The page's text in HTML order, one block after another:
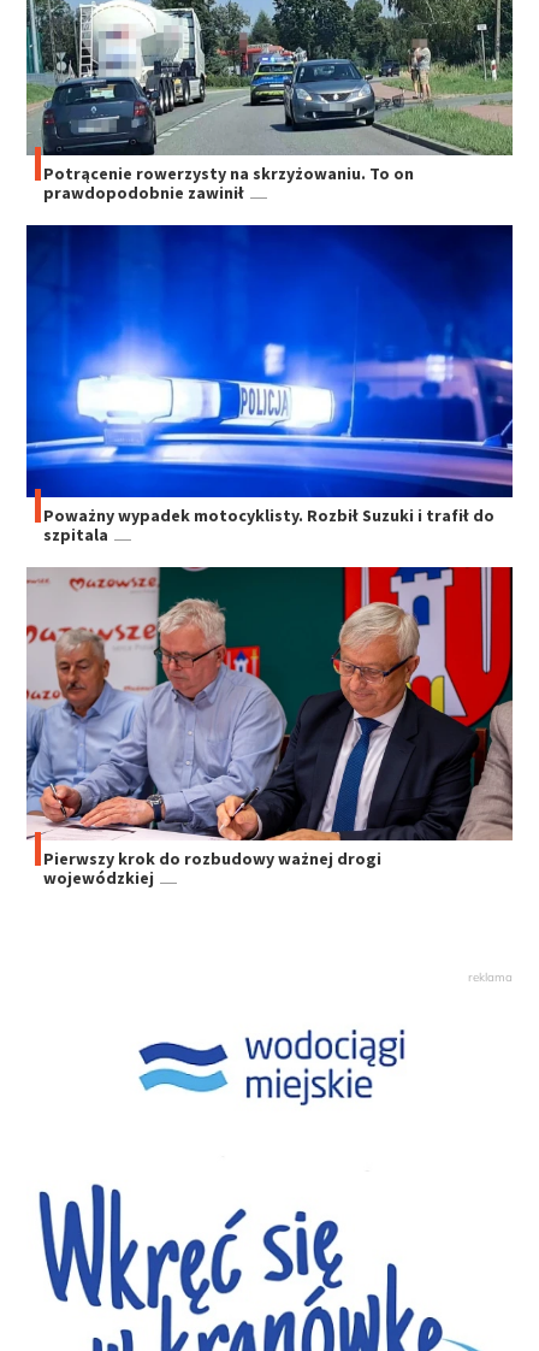
Potrącenie rowerzysty na skrzyżowaniu. To on
prawdopodobnie zawinił
Poważny wypadek motocyklisty. Rozbił Suzuki i trafił do
szpitala
Pierwszy krok do rozbudowy ważnej drogi
wojewódzkiej